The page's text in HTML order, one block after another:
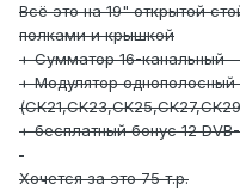
Всё это на 19" открытой
полками и крышкой
+ Сумматор 16-канальный –
+ Модулятор однополосный
+ бесплатный бонус 12
Хочется за это 75 т.р.